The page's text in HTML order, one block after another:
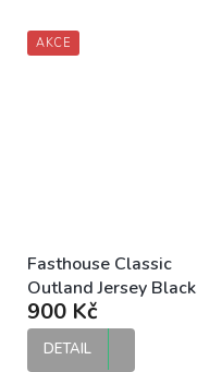
AKCE
Fasthouse Classic
Outland Jersey Black
MTB dres
900 Kč
DETAIL